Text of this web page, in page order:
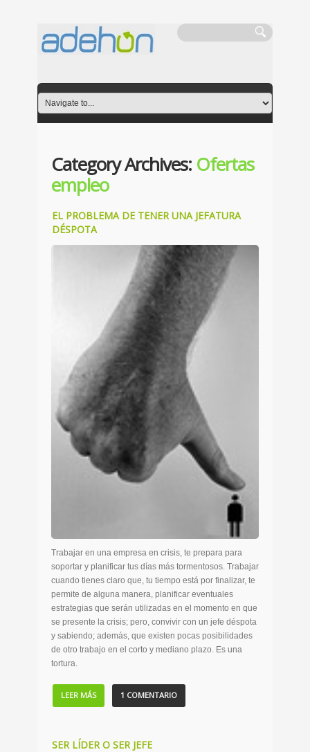
Category Archives: Ofertas
empleo
EL PROBLEMA DE TENER UNA JEFATURA
DÉSPOTA
Trabajar en una empresa en crisis, te prepara para
soportar y planificar tus días más tormentosos. Trabajar
cuando tienes claro que, tu tiempo está por finalizar, te
permite de alguna manera, planificar eventuales
estrategias que serán utilizadas en el momento en que
se presente la crisis; pero, convivir con un jefe déspota
y sabiendo; además, que existen pocas posibilidades
de otro trabajo en el corto y mediano plazo. Es una
tortura.
LEER MÁS 1 COMENTARIO
SER LÍDER O SER JEFE